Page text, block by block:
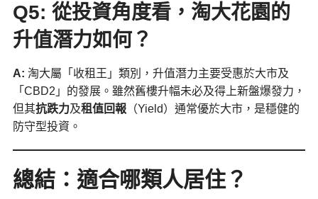
Q5: 從投資角度看，淘大花園的
升值潛力如何？
A: 淘大屬「收租王」類別，升值潛力主要受惠於大市及
「CBD2」的發展。雖然舊樓升幅未必及得上新盤爆發力，
但其抗跌力及租值回報（Yield）通常優於大市，是穩健的
防守型投資。
總結：適合哪類人居住？